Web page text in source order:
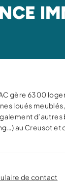
gère 6300
loués
au Creusot et
de contact